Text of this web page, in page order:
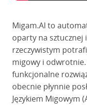
Migam.AI to
oparty na sztucznej
rzeczywistym
migowy i odwrotnie.
funkcjonalne
obecnie płynnie
Językiem Migowym